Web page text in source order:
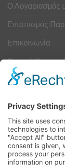
Ο Λογαριασμός
Εντοπισμός
Επικοινωνία
Κουμπί
Camper
ΤΕΧΝΟΛΟΓΙΑ